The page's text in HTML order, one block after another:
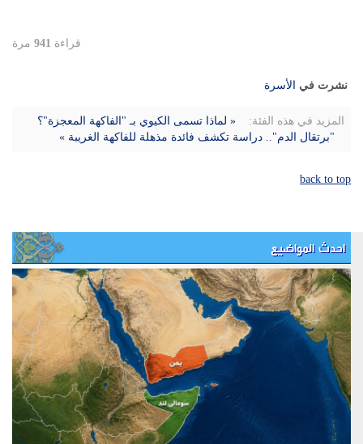
قراءة 941 مرة
نشرت في الأسرة
المزيد في هذه الفئة:
« لماذا تسمى الكيوي بـ "الفاكهة المعجزة"؟
"برتقال الدم".. دراسة تكشف فائدة مذهلة للفاكهة الغريبة »
back to top
احدث المواضيع